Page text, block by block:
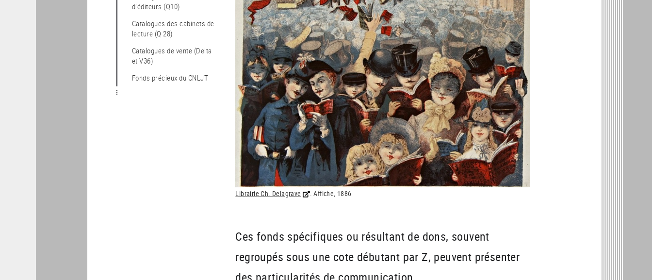
d’éditeurs (Q10)
catalogues des cabinets de
lecture (Q 28)
catalogues de vente (Delta
et V36)
Fonds précieux du CNLJT
Librairie Ch. Delagrave . Affiche, 1886
Ces fonds spécifiques ou résultant de dons, souvent
regroupés sous une cote débutant par Z, peuvent présenter